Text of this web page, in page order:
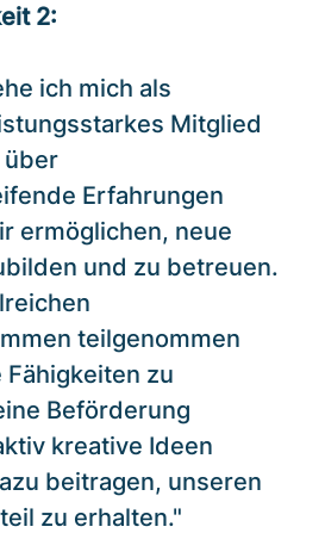
2:
ich mich als
Mitglied
über
Erfahrungen
ermöglichen, neue
und zu betreuen.
teilgenommen
Fähigkeiten zu
Beförderung
kreative Ideen
beitragen, unseren
zu erhalten."